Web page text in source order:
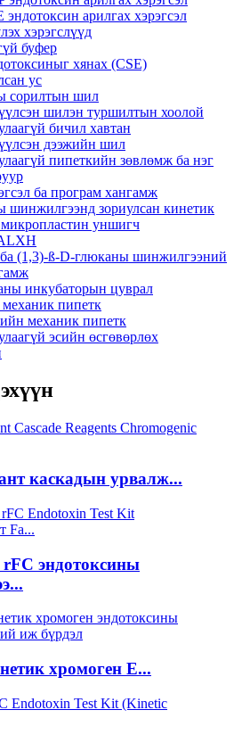
арилгах хэрэгсэл
хэрэгслүүд
буфер
хянах (CSE)
ус
сорилтын шил
шилэн туршилтын хоолой
бичил хавтан
дээжийн шил
пипеткийн зөвлөмж ба нэг
ба програм хангамж
шинжилгээнд зориулсан кинетик
уншигч
(1,3)-ß-D-глюканы шинжилгээний
инкубаторын цуврал
пипетк
механик пипетк
эсийн өсгөвөрлөх
каскадын урвалж...
эндотоксины
хромоген E...